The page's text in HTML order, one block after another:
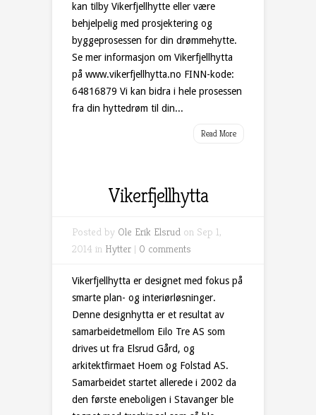
kan tilby Vikerfjellhytte eller være
behjelpelig med prosjektering og
byggeprosessen for din drømmehytte.
Se mer informasjon om Vikerfjellhytta
på www.vikerfjellhytta.no FINN-kode:
64816879 Vi kan bidra i hele prosessen
fra din hyttedrøm til din...
Read More
Vikerfjellhytta
Posted by Ole Erik Elsrud on Sep 1,
2014 in Hytter | 0 comments
Vikerfjellhytta er designet med fokus på
smarte plan- og interiørløsninger.
Denne designhytta er et resultat av
samarbeidetmellom Eilo Tre AS som
drives ut fra Elsrud Gård, og
arkitektfirmaet Hoem og Folstad AS.
Samarbeidet startet allerede i 2002 da
den første eneboligen i Stavanger ble